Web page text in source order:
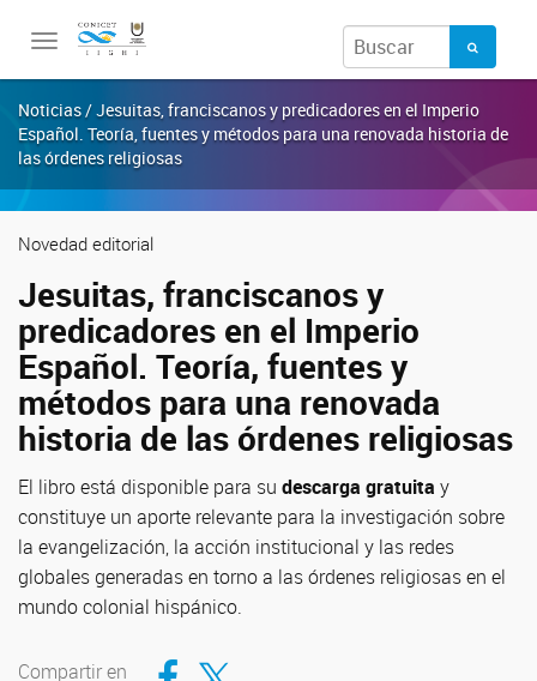
Toggle
Noticias / Jesuitas, franciscanos y predicadores en el Imperio
Español. Teoría, fuentes y métodos para una renovada historia de
las órdenes religiosas
Novedad editorial
Jesuitas, franciscanos y
predicadores en el Imperio
Español. Teoría, fuentes y
métodos para una renovada
historia de las órdenes religiosas
El libro está disponible para su descarga gratuita y
constituye un aporte relevante para la investigación sobre
la evangelización, la acción institucional y las redes
globales generadas en torno a las órdenes religiosas en el
mundo colonial hispánico.
Compartir en
Compartir en Facebook
Compartir en Twitter